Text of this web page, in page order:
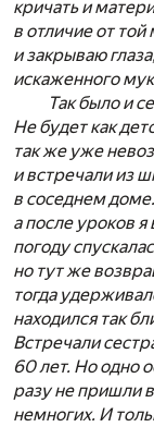
кричать и
в отличие от
и закрываю
искаженного
Так было и
Не будет как
так же уже
и встречали из
в соседнем
а после уроков
погоду
но тут же
тогда
находился так
Встречали
60 лет. Но одно
разу не пришли
немногих. И